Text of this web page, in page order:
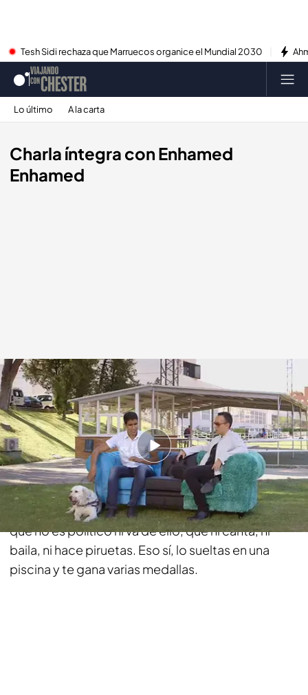
Tesh Sidi rechaza que Marruecos organice el Mundial 2030
Lo último A la carta
Charla íntegra con Enhamed
Enhamed
cuatro.com
05 OCT 2014 - 23:00h.
Compartir
Nadie conoce a Enhamed en términos televisivos.
Un ciudadano que no es famoso ni lo pretende,
que no es político ni va de ello, que ni canta, ni
baila, ni hace piruetas. Eso sí, lo sueltas en una
piscina y te gana varias medallas.